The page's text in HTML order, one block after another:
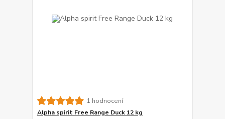
1 hodnocení
Alpha spirit Free Range Duck 12 kg